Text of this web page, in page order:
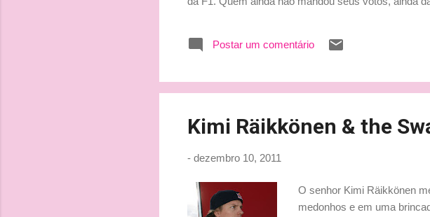
Postar um comentário
Kimi Räikkönen & the
- dezembro 10, 2011
O senhor Kimi Räikkönen
medonhos e em uma